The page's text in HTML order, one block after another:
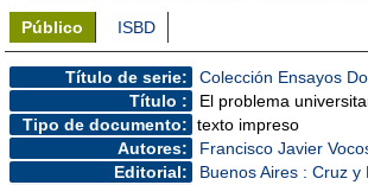
Público
ISBD
Título de serie: Colección Ensayos
Título :
El problema
Tipo de documento: texto impreso
Autores:
Francisco Javier
Editorial:
Buenos Aires : Cruz